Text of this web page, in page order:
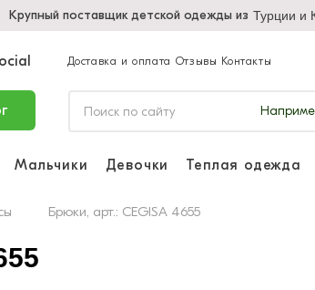
Крупный поставщик детской одежды из Турции и
Доставка и оплата Отзывы Контакты
Мальчики Девочки Теплая одежда
Брюки, арт.: CEGISA 4655